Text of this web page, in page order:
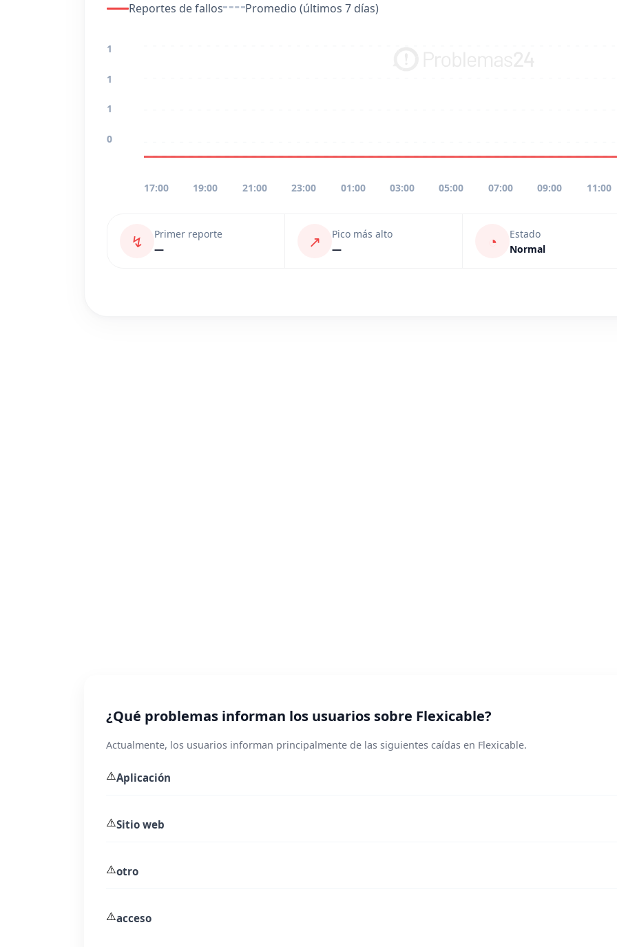
Reportes de fallos Promedio (últimos 7 días)
1
1
1
0
17:00 19:00 21:00 23:00 01:00 03:00 05:00 07:00 09:00 11:00
↯
Primer reporte
—
↗
Pico más alto
—
◔
Estado
Normal
¿Qué problemas informan los usuarios sobre Flexicable?
Actualmente, los usuarios informan principalmente de las siguientes caídas en Flexicable.
⚠️Aplicación
⚠️Sitio web
⚠️otro
⚠️acceso